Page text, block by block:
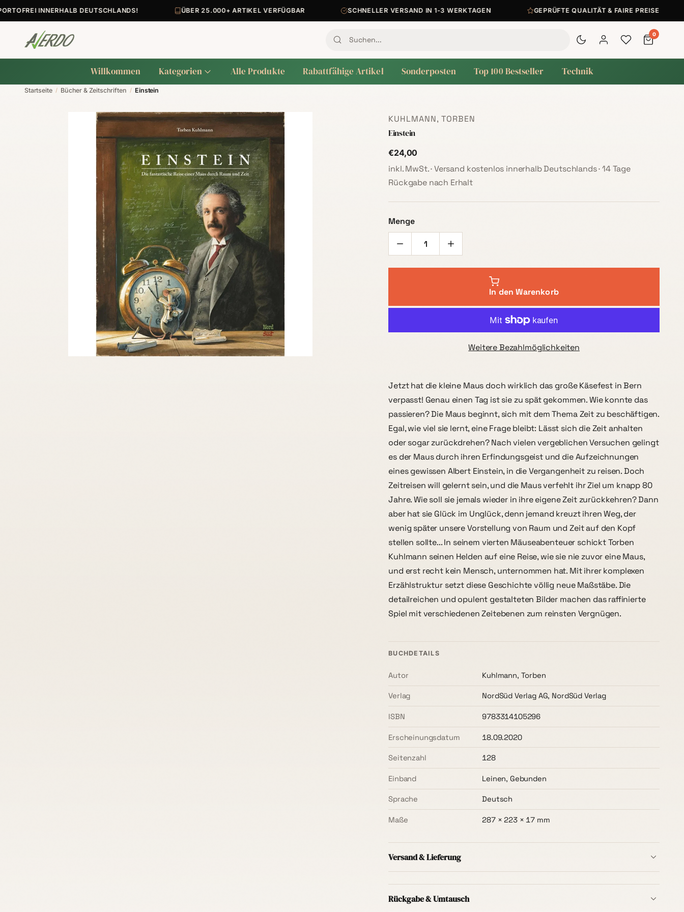
INNERHALB DEUTSCHLANDS! ÜBER 25.000+ ARTIKEL VERFÜGBAR SCHNELLER VERSAND IN 1-3 WERKTAGEN GEPRÜFTE QUALITÄT & FAIRE PREISE
0
Willkommen Kategorien Alle Produkte Rabattfähige Artikel Sonderposten Top 100 Bestseller Technik
Startseite / Bücher & Zeitschriften / Einstein
KUHLMANN, TORBEN
Einstein
€24,00
inkl. MwSt. · Versand kostenlos innerhalb Deutschlands · 14 Tage
Rückgabe nach Erhalt
Menge
In den Warenkorb
Weitere Bezahlmöglichkeiten
Jetzt hat die kleine Maus doch wirklich das große Käsefest in Bern
verpasst! Genau einen Tag ist sie zu spät gekommen. Wie konnte das
passieren? Die Maus beginnt, sich mit dem Thema Zeit zu beschäftigen.
Egal, wie viel sie lernt, eine Frage bleibt: Lässt sich die Zeit anhalten
oder sogar zurückdrehen? Nach vielen vergeblichen Versuchen gelingt
es der Maus durch ihren Erfindungsgeist und die Aufzeichnungen
eines gewissen Albert Einstein, in die Vergangenheit zu reisen. Doch
Zeitreisen will gelernt sein, und die Maus verfehlt ihr Ziel um knapp 80
Jahre. Wie soll sie jemals wieder in ihre eigene Zeit zurückkehren? Dann
aber hat sie Glück im Unglück, denn jemand kreuzt ihren Weg, der
wenig später unsere Vorstellung von Raum und Zeit auf den Kopf
stellen sollte... In seinem vierten Mäuseabenteuer schickt Torben
Kuhlmann seinen Helden auf eine Reise, wie sie nie zuvor eine Maus,
und erst recht kein Mensch, unternommen hat. Mit ihrer komplexen
Erzählstruktur setzt diese Geschichte völlig neue Maßstäbe. Die
detailreichen und opulent gestalteten Bilder machen das raffinierte
Spiel mit verschiedenen Zeitebenen zum reinsten Vergnügen.
BUCHDETAILS
Autor Kuhlmann, Torben
Verlag NordSüd Verlag AG, NordSüd Verlag
ISBN 9783314105296
Erscheinungsdatum 18.09.2020
Seitenzahl 128
Einband Leinen, Gebunden
Sprache Deutsch
Maße 287 × 223 × 17 mm
Versand & Lieferung
Regel
Rückgabe & Umtausch